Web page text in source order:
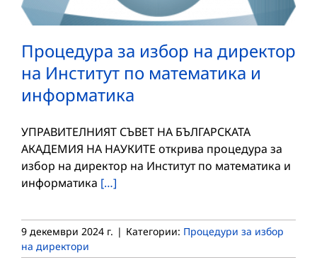
Процедура за избор на директор
на Институт по математика и
информатика
УПРАВИТЕЛНИЯТ СЪВЕТ НА БЪЛГАРСКАТА
АКАДЕМИЯ НА НАУКИТЕ открива процедура за
избор на директор на Институт по математика и
информатика […]
9 декември 2024 г. | Категории: Процедури за избор
на директори